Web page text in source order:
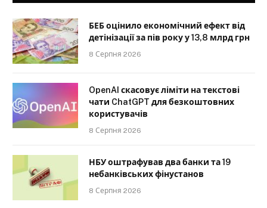
БЕБ оцінило економічний ефект від
детінізації за пів року у 13,8 млрд грн
8 Серпня 2026
OpenAI скасовує ліміти на текстові
чати ChatGPT для безкоштовних
користувачів
8 Серпня 2026
НБУ оштрафував два банки та 19
небанківських фінустанов
8 Серпня 2026